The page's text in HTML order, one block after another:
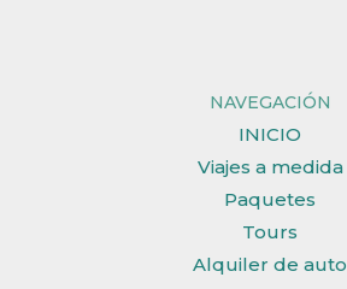
NAVEGACIÓN
INICIO
Viajes a medida
Paquetes
Tours
Alquiler de auto